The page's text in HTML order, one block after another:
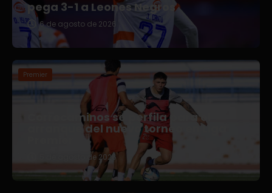
pega 3-1 a Leones Negros
6 de agosto de 2026
Premier
Correcaminos se perfila para el
arranque del nuevo torneo en Liga
5 de agosto de 2026